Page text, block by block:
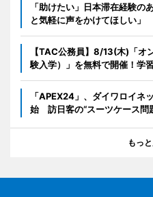
「助けたい」日本滞在経験
と気軽に声をかけてほしい」
【TAC公務員】8/13(木)「オ
験入学）」を無料で開催！学
「APEX24」、ダイワロイネ
始 訪日客の“スーツケース問
もっ